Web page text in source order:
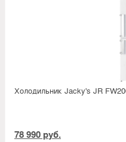
Холодильник Jacky's JR
78 990 руб.